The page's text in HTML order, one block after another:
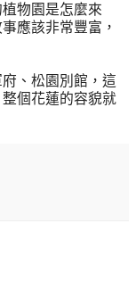
物園是怎麼來
應該非常豐富，
、松園別館，這
個花蓮的容貌就